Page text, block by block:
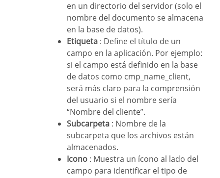
en un directorio del servidor (solo el
nombre del documento se almacena
en la base de datos).
Etiqueta : Define el título de un
campo en la aplicación. Por ejemplo:
si el campo está definido en la base
de datos como cmp_name_client,
será más claro para la comprensión
del usuario si el nombre sería
“Nombre del cliente”.
Subcarpeta : Nombre de la
subcarpeta que los archivos están
almacenados.
Icono : Muestra un ícono al lado del
campo para identificar el tipo de